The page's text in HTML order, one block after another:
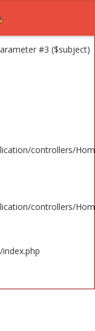
#3 ($subject)
controllers/
controllers/